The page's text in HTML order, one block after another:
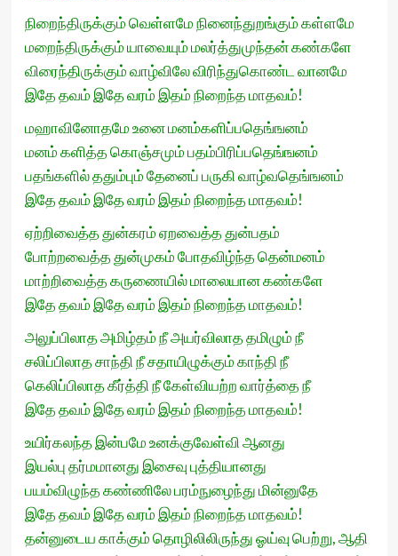
நிறைந்திருக்கும் வெள்ளமே நினைந்துறங்கும் கள்ளமே
மறைந்திருக்கும் யாவையும் மலர்த்துமுந்தன் கண்களே
விரைந்திருக்கும் வாழ்விலே விரிந்துகொண்ட வானமே
இதே தவம் இதே வரம் இதம் நிறைந்த மாதவம்!
மஹாவினோதமே உனை மனம்களிப்பதெங்ஙனம்
மனம் களித்த கொஞ்சமும் பதம்பிரிப்பதெங்ஙனம்
பதங்களில் ததும்பும் தேனைப் பருகி வாழ்வதெங்ஙனம்
இதே தவம் இதே வரம் இதம் நிறைந்த மாதவம்!
ஏற்றிவைத்த துன்கரம் ஏறவைத்த துன்பதம்
போற்றவைத்த துன்முகம் போதவிழ்ந்த தென்மனம்
மாற்றிவைத்த கருணையில் மாலையான கண்களே
இதே தவம் இதே வரம் இதம் நிறைந்த மாதவம்!
அலுப்பிலாத அமிழ்தம் நீ அயர்விலாத தமிழும் நீ
சலிப்பிலாத சாந்தி நீ சதாயிழுக்கும் காந்தி நீ
கெலிப்பிலாத கீர்த்தி நீ கேள்வியற்ற வார்த்தை நீ
இதே தவம் இதே வரம் இதம் நிறைந்த மாதவம்!
உயிர்கலந்த இன்பமே உனக்குவேள்வி ஆனது
இயல்பு தர்மமானது இசைவு புத்தியானது
பயம்விழுந்த கண்ணிலே பரம்நுழைந்து மின்னுதே
இதே தவம் இதே வரம் இதம் நிறைந்த மாதவம்!
தன்னுடைய காக்கும் தொழிலிலிருந்து ஓய்வு பெற்று, ஆதி